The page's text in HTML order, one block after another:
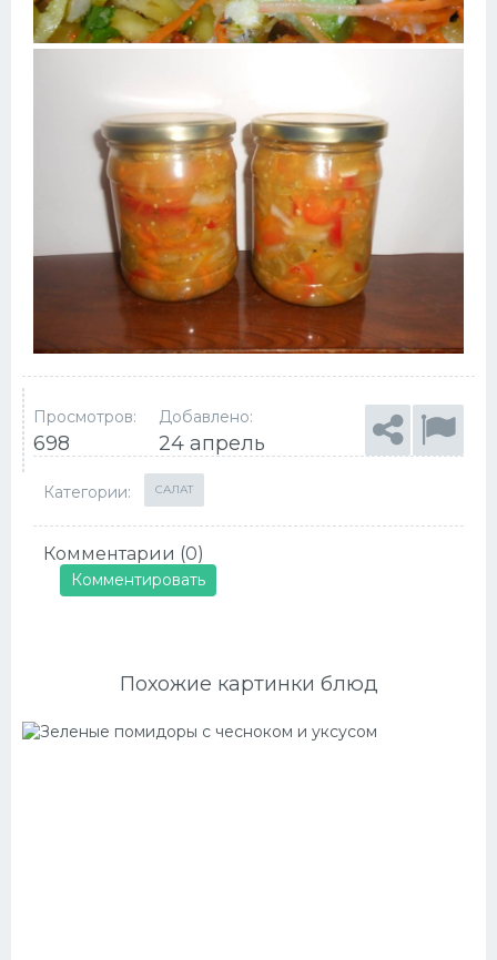
Просмотров:
698
Добавлено:
24 апрель
Категории: САЛАТ
Комментарии (0)
Комментировать
Похожие картинки блюд